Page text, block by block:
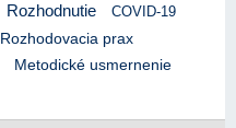
Rozhodnutie
COVID-19
Rozhodovacia prax
Metodické usmernenie